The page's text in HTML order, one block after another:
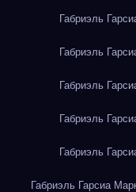
Габриэль
Габриэль
Габриэль
Габриэль
Габриэль
Габриэль Гарсиа